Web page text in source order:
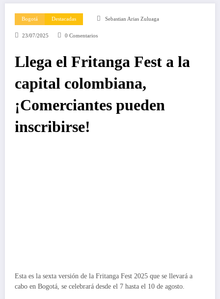
Bogotá Destacadas Sebastian Arias Zuluaga
23/07/2025 0 Comentarios
Llega el Fritanga Fest a la
capital colombiana,
¡Comerciantes pueden
inscribirse!
Esta es la sexta versión de la Fritanga Fest 2025 que se llevará a
cabo en Bogotá, se celebrará desde el 7 hasta el 10 de agosto.